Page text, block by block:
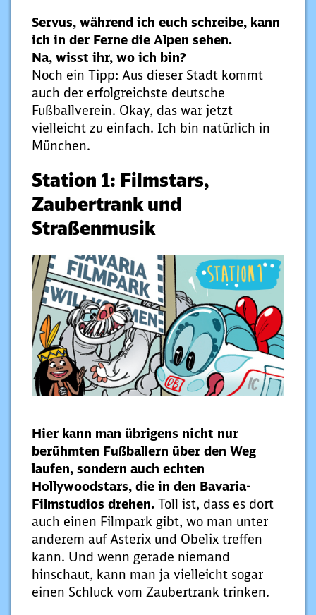
Servus, während ich euch schreibe, kann
ich in der Ferne die Alpen sehen.
Na, wisst ihr, wo ich bin?
Noch ein Tipp: Aus dieser Stadt kommt
auch der erfolgreichste deutsche
Fußballverein. Okay, das war jetzt
vielleicht zu einfach. Ich bin natürlich in
München.
Station 1: Filmstars,
Zaubertrank und
Straßenmusik
Hier kann man übrigens nicht nur
berühmten Fußballern über den Weg
laufen, sondern auch echten
Hollywoodstars, die in den Bavaria-
Filmstudios drehen. Toll ist, dass es dort
auch einen Filmpark gibt, wo man unter
anderem auf Asterix und Obelix treffen
kann. Und wenn gerade niemand
hinschaut, kann man ja vielleicht sogar
einen Schluck vom Zaubertrank trinken.